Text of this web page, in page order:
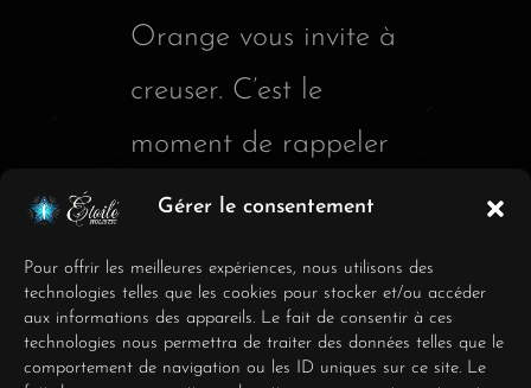
Gérer le consentement
Pour offrir les meilleures expériences, nous utilisons des
technologies telles que les cookies pour stocker et/ou accéder
aux informations des appareils. Le fait de consentir à ces
technologies nous permettra de traiter des données telles que le
comportement de navigation ou les ID uniques sur ce site. Le
Orange vous invite à
creuser. C’est le
moment de rappeler
les RH ou un futur
des questions ciblées
sur la culture d’équipe,